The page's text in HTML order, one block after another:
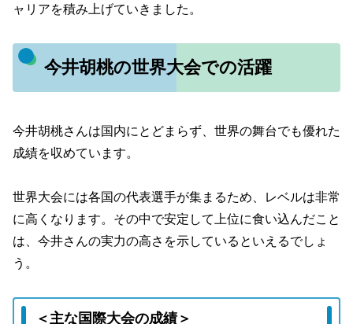
ャリアを積み上げていきました。
今井胡桃の世界大会での活躍
今井胡桃さんは国内にとどまらず、世界の舞台でも優れた
成績を収めています。
世界大会には各国の代表選手が集まるため、レベルは非常
に高くなります。その中で安定して上位に食い込んだこと
は、今井さんの実力の高さを示しているといえるでしょ
う。
＜主な国際大会の成績＞